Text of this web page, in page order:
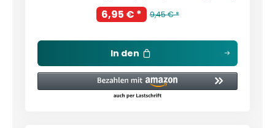
9,45 € *
6,95 € *
In den